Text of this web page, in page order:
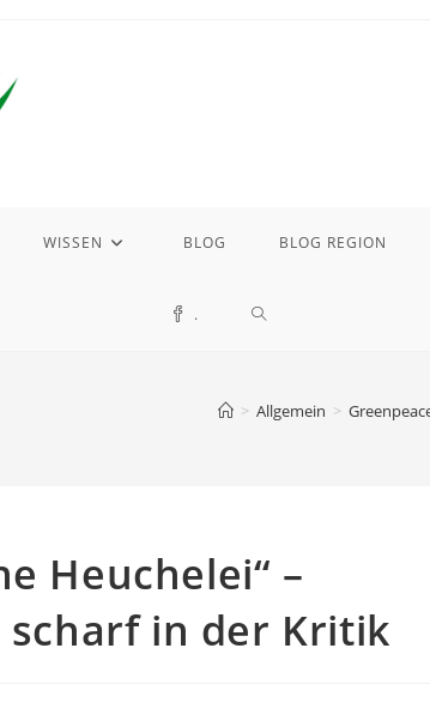
WISSEN BLOG BLOG REGION
. WEBSITE-
> Allgemein >
Heuchelei“ –
scharf in der Kritik